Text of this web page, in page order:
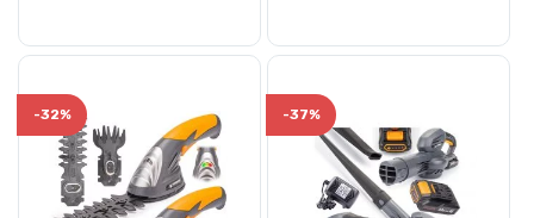
-32% -37%